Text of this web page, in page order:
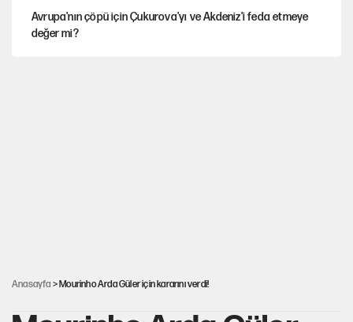
Avrupa'nın çöpü için Çukurova'yı ve Akdeniz'i feda etmeye
değer mi?
Anasayfa > Mourinho Arda Güler için kararını verdi!